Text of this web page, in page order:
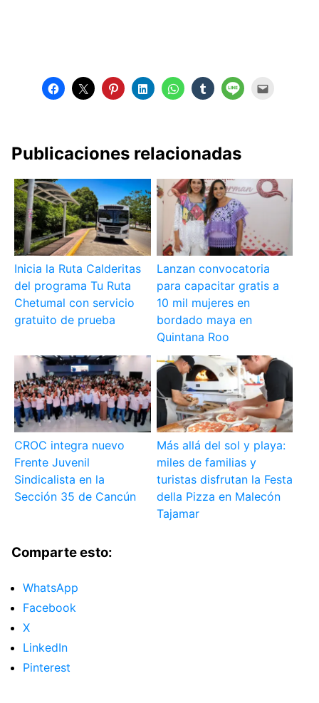
Publicaciones relacionadas
Inicia la Ruta Calderitas
del programa Tu Ruta
Chetumal con servicio
gratuito de prueba
Lanzan convocatoria
para capacitar gratis a
10 mil mujeres en
bordado maya en
Quintana Roo
CROC integra nuevo
Frente Juvenil
Sindicalista en la
Sección 35 de Cancún
Más allá del sol y playa:
miles de familias y
turistas disfrutan la Festa
della Pizza en Malecón
Tajamar
Comparte esto:
WhatsApp
Facebook
X
LinkedIn
Pinterest